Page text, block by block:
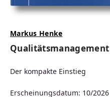
Markus Henke
Qualitätsmanagement
Der kompakte Einstieg
Erscheinungsdatum: 10/2026